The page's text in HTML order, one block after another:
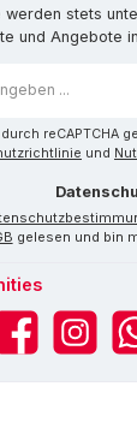
werden stets
und Angebote
reCAPTCHA
und
gelesen und bin
Instagram